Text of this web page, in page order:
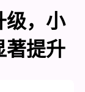
级，小
著提升